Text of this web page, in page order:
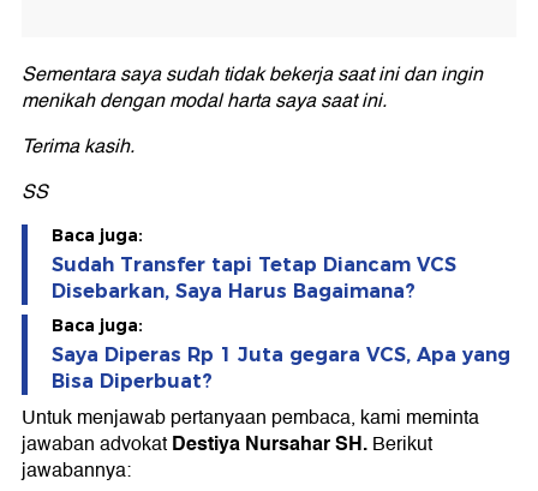
Sementara saya sudah tidak bekerja saat ini dan ingin
menikah dengan modal harta saya saat ini.
Terima kasih.
SS
Baca juga:
Sudah Transfer tapi Tetap Diancam VCS
Disebarkan, Saya Harus Bagaimana?
Baca juga:
Saya Diperas Rp 1 Juta gegara VCS, Apa yang
Bisa Diperbuat?
Untuk menjawab pertanyaan pembaca, kami meminta
jawaban advokatDestiya Nursahar SH.Berikut
jawabannya: